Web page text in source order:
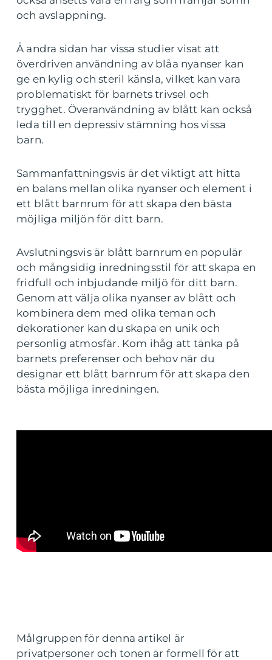
och avslappning.
Å andra sidan har vissa studier visat att
överdriven användning av blåa nyanser kan
ge en kylig och steril känsla, vilket kan vara
problematiskt för barnets trivsel och
trygghet. Överanvändning av blått kan också
leda till en depressiv stämning hos vissa
barn.
Sammanfattningsvis är det viktigt att hitta
en balans mellan olika nyanser och element i
ett blått barnrum för att skapa den bästa
möjliga miljön för ditt barn.
Avslutningsvis är blått barnrum en populär
och mångsidig inredningsstil för att skapa en
fridfull och inbjudande miljö för ditt barn.
Genom att välja olika nyanser av blått och
kombinera dem med olika teman och
dekorationer kan du skapa en unik och
personlig atmosfär. Kom ihåg att tänka på
barnets preferenser och behov när du
designar ett blått barnrum för att skapa den
bästa möjliga inredningen.
Målgruppen för denna artikel är
privatpersoner och tonen är formell för att